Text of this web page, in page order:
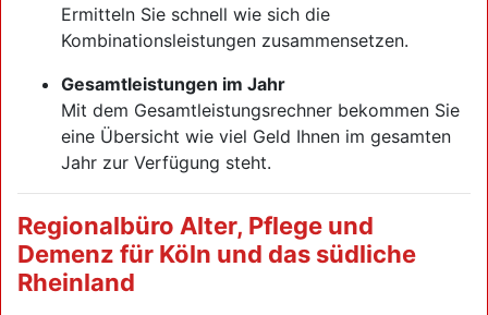
Ermitteln Sie schnell wie sich die
Kombinationsleistungen zusammensetzen.
Gesamtleistungen im Jahr
Mit dem Gesamtleistungsrechner bekommen Sie
eine Übersicht wie viel Geld Ihnen im gesamten
Jahr zur Verfügung steht.
Regionalbüro Alter, Pflege und
Demenz für Köln und das südliche
Rheinland